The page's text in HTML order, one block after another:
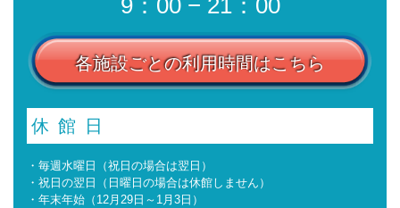
9：00 − 21：00
各施設ごとの利用時間はこちら
休館日
・毎週水曜日（祝日の場合は翌日）
・祝日の翌日（日曜日の場合は休館しません）
・年末年始（12月29日～1月3日）